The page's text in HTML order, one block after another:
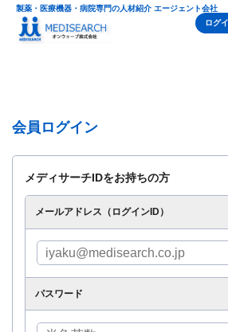
製薬・医療機器・病院専門の人材紹介 エージェント会社
ログ
会員ログイン
メディサーチIDをお持ちの方
メールアドレス（ログインID）
パスワード